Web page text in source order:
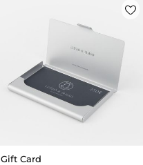
Gift Card